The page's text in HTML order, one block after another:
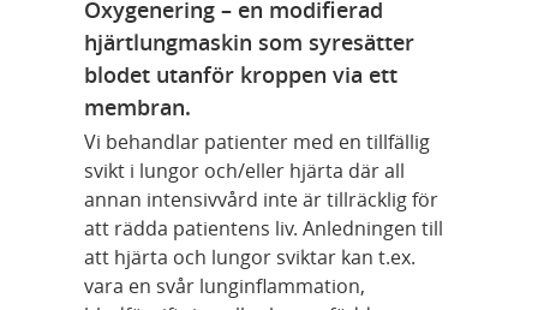
Oxygenering – en modifierad
hjärtlungmaskin som syresätter
blodet utanför kroppen via ett
membran.
Vi behandlar patienter med en tillfällig
svikt i lungor och/eller hjärta där all
annan intensivvård inte är tillräcklig för
att rädda patientens liv. Anledningen till
att hjärta och lungor sviktar kan t.ex.
vara en svår lunginflammation,